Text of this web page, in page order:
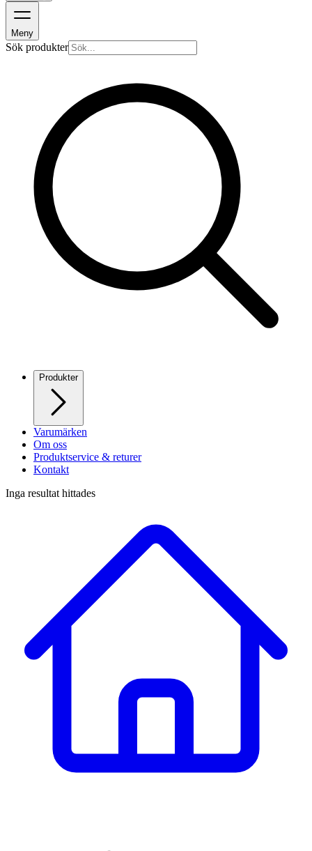
Meny
Sök produkter
Produkter
Varumärken
Om oss
Produktservice & returer
Kontakt
Inga resultat hittades